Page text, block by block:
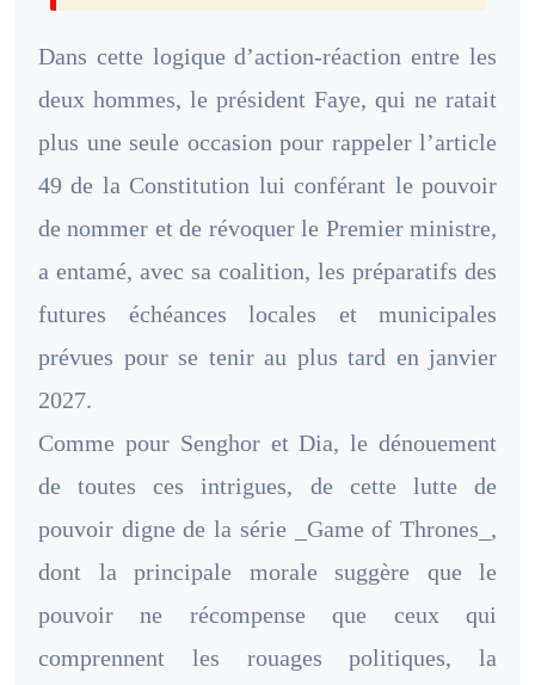
Dans cette logique d’action-réaction entre les
deux hommes, le président Faye, qui ne ratait
plus une seule occasion pour rappeler l’article
49 de la Constitution lui conférant le pouvoir
de nommer et de révoquer le Premier ministre,
a entamé, avec sa coalition, les préparatifs des
futures échéances locales et municipales
prévues pour se tenir au plus tard en janvier
2027.
Comme pour Senghor et Dia, le dénouement
de toutes ces intrigues, de cette lutte de
pouvoir digne de la série _Game of Thrones_,
dont la principale morale suggère que le
pouvoir ne récompense que ceux qui
comprennent les rouages politiques, la